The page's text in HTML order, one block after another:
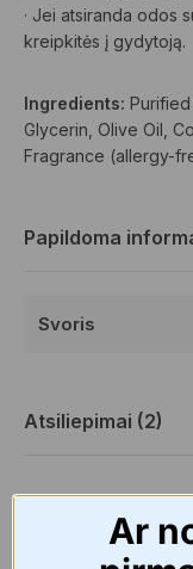
· Jei atsiranda odos
kreipkitės į gydytoją.
Ingredients: Purified
Glycerin, Olive Oil,
Fragrance (allergy-
Papildoma
Svoris
Atsiliepimai (2)
2
Skalbinių
Ar